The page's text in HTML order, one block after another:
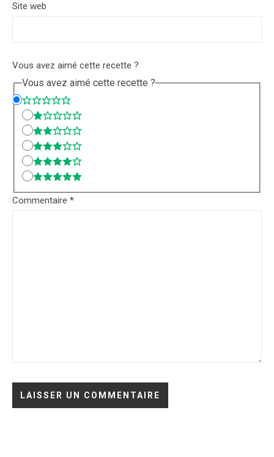
Site web
Vous avez aimé cette recette ?
Vous avez aimé cette recette ?
Commentaire *